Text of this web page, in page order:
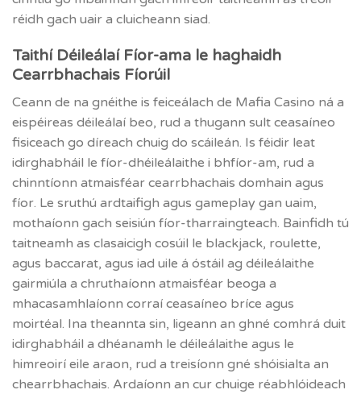
réidh gach uair a cluicheann siad.
Taithí Déileálaí Fíor-ama le haghaidh
Cearrbhachais Fíorúil
Ceann de na gnéithe is feiceálach de Mafia Casino ná a
eispéireas déileálaí beo, rud a thugann sult ceasaíneo
fisiceach go díreach chuig do scáileán. Is féidir leat
idirghabháil le fíor-dhéileálaithe i bhfíor-am, rud a
chinntíonn atmaisféar cearrbhachais domhain agus
fíor. Le sruthú ardtaifigh agus gameplay gan uaim,
mothaíonn gach seisiún fíor-tharraingteach. Bainfidh tú
taitneamh as clasaicigh cosúil le blackjack, roulette,
agus baccarat, agus iad uile á óstáil ag déileálaithe
gairmiúla a chruthaíonn atmaisféar beoga a
mhacasamhlaíonn corraí ceasaíneo bríce agus
moirtéal. Ina theannta sin, ligeann an ghné comhrá duit
idirghabháil a dhéanamh le déileálaithe agus le
himreoirí eile araon, rud a treisíonn gné shóisialta an
chearrbhachais. Ardaíonn an cur chuige réabhlóideach